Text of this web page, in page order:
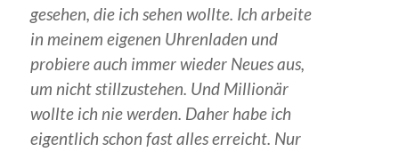
gesehen, die ich sehen wollte. Ich arbeite
in meinem eigenen Uhrenladen und
probiere auch immer wieder Neues aus,
um nicht stillzustehen. Und Millionär
wollte ich nie werden. Daher habe ich
eigentlich schon fast alles erreicht. Nur